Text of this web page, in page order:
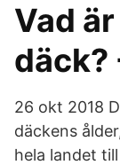
Vad
däck?
26 okt 2018
däckens
hela landet